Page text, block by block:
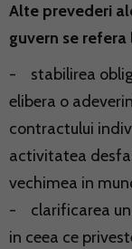
Alte prevederi
guvern se refera
- stabilirea
elibera o
contractului
activitatea
vechimea in
- clarificarea
in ceea ce